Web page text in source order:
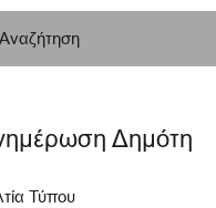
Αναζήτηση
Δημότη
Τύπου